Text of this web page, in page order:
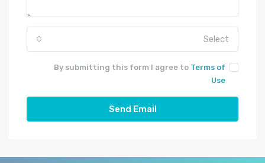
Select
By submitting this form I agree to Terms of
Use
Send Email